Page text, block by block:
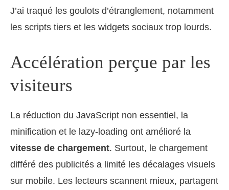
J’ai traqué les goulots d’étranglement, notamment
les scripts tiers et les widgets sociaux trop lourds.
Accélération perçue par les
visiteurs
La réduction du JavaScript non essentiel, la
minification et le lazy-loading ont amélioré la
vitesse de chargement. Surtout, le chargement
différé des publicités a limité les décalages visuels
sur mobile. Les lecteurs scannent mieux, partagent